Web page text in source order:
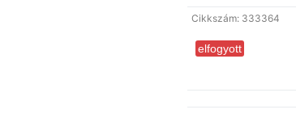
Cikkszám: 333364
elfogyott